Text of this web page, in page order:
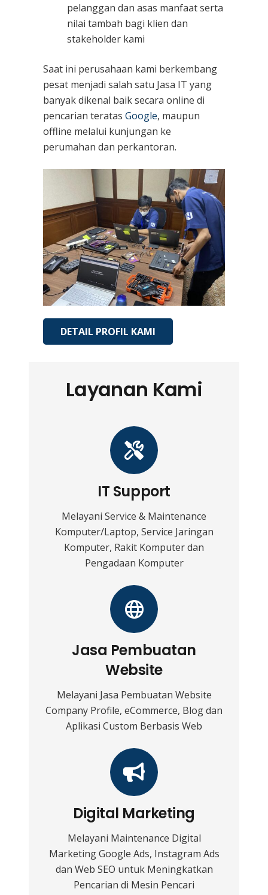
pelanggan dan asas manfaat serta
nilai tambah bagi klien dan
stakeholder kami
Saat ini perusahaan kami berkembang
pesat menjadi salah satu Jasa IT yang
banyak dikenal baik secara online di
pencarian teratas Google, maupun
offline melalui kunjungan ke
perumahan dan perkantoran.
DETAIL PROFIL KAMI
Layanan Kami
IT Support
Melayani Service & Maintenance
Komputer/Laptop, Service Jaringan
Komputer, Rakit Komputer dan
Pengadaan Komputer
Jasa Pembuatan
Website
Melayani Jasa Pembuatan Website
Company Profile, eCommerce, Blog dan
Aplikasi Custom Berbasis Web
Digital Marketing
Melayani Maintenance Digital
Marketing Google Ads, Instagram Ads
dan Web SEO untuk Meningkatkan
Pencarian di Mesin Pencari